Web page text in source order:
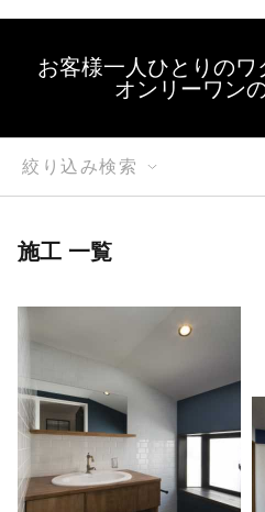
お客様一人ひとりのワ
オンリーワン
絞り込み検索
施工 一覧